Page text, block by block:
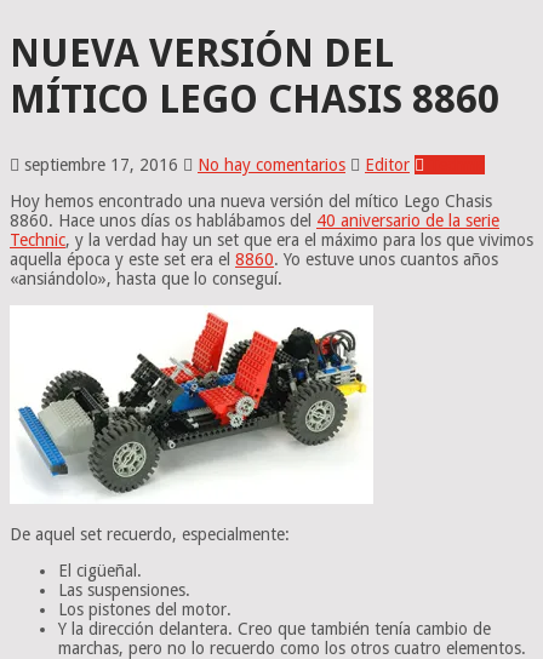
NUEVA VERSIÓN DEL
MÍTICO LEGO CHASIS 8860
septiembre 17, 2016 No hay comentarios Editor
Hoy hemos encontrado una nueva versión del mítico Lego Chasis
8860. Hace unos días os hablábamos del 40 aniversario de la serie
Technic, y la verdad hay un set que era el máximo para los que vivimos
aquella época y este set era el 8860. Yo estuve unos cuantos años
«ansiándolo», hasta que lo conseguí.
De aquel set recuerdo, especialmente:
El cigüeñal.
Las suspensiones.
Los pistones del motor.
Y la dirección delantera. Creo que también tenía cambio de
marchas, pero no lo recuerdo como los otros cuatro elementos.